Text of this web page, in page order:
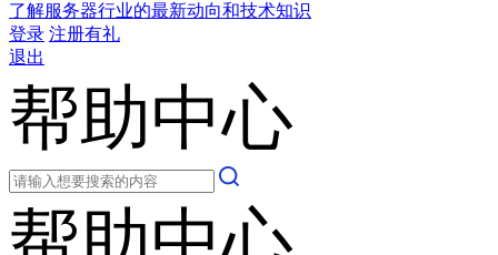
了解服务器行业的最新动向和技术知识
登录 注册有礼
退出
帮助中心